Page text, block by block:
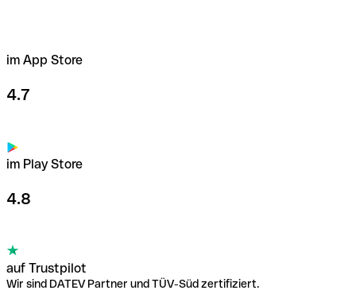
im App Store
4.7
im Play Store
4.8
auf Trustpilot
Wir sind DATEV Partner und TÜV-Süd zertifiziert.